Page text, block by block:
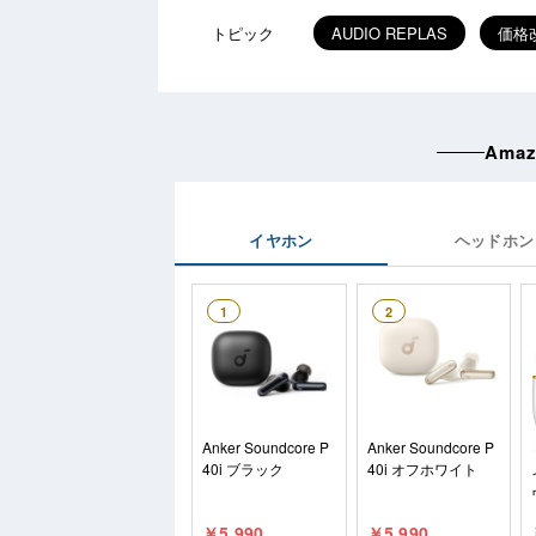
トピック AUDIO REPLAS 価格